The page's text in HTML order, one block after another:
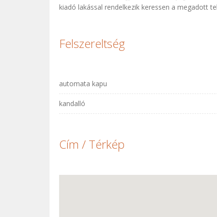
kiadó lakással rendelkezik keressen a megadott
Felszereltség
automata kapu
kandalló
Cím / Térkép